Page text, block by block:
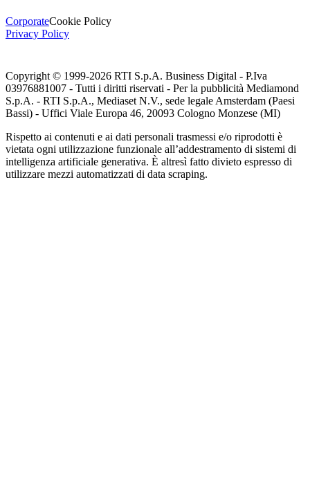
CorporateCookie Policy
Privacy Policy
Copyright © 1999-2026 RTI S.p.A. Business Digital - P.Iva
03976881007 - Tutti i diritti riservati - Per la pubblicità Mediamond
S.p.A. - RTI S.p.A., Mediaset N.V., sede legale Amsterdam (Paesi
Bassi) - Uffici Viale Europa 46, 20093 Cologno Monzese (MI)
Rispetto ai contenuti e ai dati personali trasmessi e/o riprodotti è
vietata ogni utilizzazione funzionale all’addestramento di sistemi di
intelligenza artificiale generativa. È altresì fatto divieto espresso di
utilizzare mezzi automatizzati di data scraping.